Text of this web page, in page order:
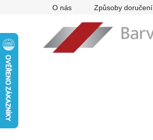
O nás Způsoby doručení